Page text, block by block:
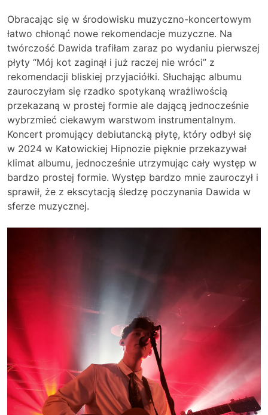
Obracając się w środowisku muzyczno-koncertowym
łatwo chłonąć nowe rekomendacje muzyczne. Na
twórczość Dawida trafiłam zaraz po wydaniu pierwszej
płyty “Mój kot zaginął i już raczej nie wróci” z
rekomendacji bliskiej przyjaciółki. Słuchając albumu
zauroczyłam się rzadko spotykaną wrażliwością
przekazaną w prostej formie ale dającą jednocześnie
wybrzmieć ciekawym warstwom instrumentalnym.
Koncert promujący debiutancką płytę, który odbył się
w 2024 w Katowickiej Hipnozie pięknie przekazywał
klimat albumu, jednocześnie utrzymując cały występ w
bardzo prostej formie. Występ bardzo mnie zauroczył i
sprawił, że z ekscytacją śledzę poczynania Dawida w
sferze muzycznej.